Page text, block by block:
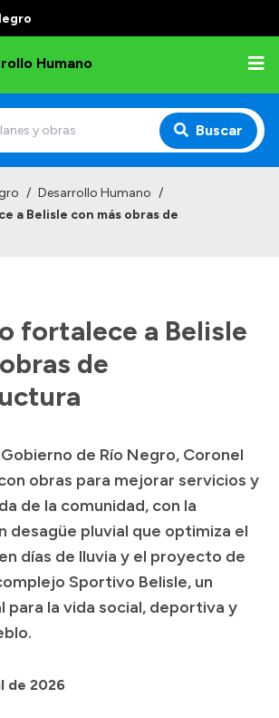
Humano
Buscar
a proveedores
/ Desarrollo Humano /
a Belisle con más obras de
fortalece a Belisle
de
de Río Negro, Coronel
obras para mejorar servicios y
de la comunidad, con la
desagüe pluvial que optimiza el
días de lluvia y el proyecto de
Sportivo Belisle, un
para la vida social, deportiva y
de 2026